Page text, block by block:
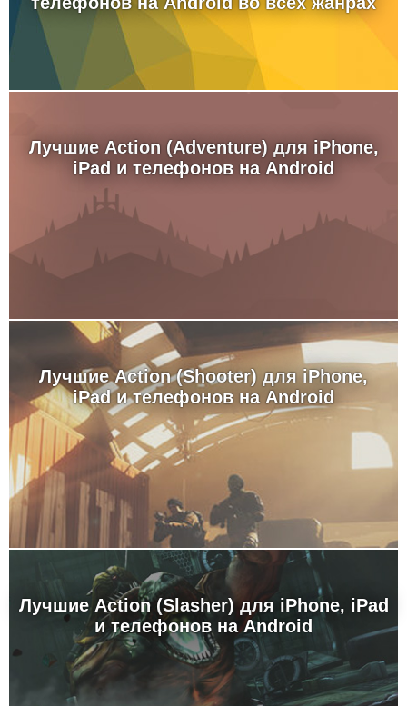
Лучшие Action (Adventure) для iPhone,
iPad и телефонов на Android
Лучшие Action (Shooter) для iPhone,
iPad и телефонов на Android
Лучшие Action (Slasher) для iPhone, iPad
и телефонов на Android